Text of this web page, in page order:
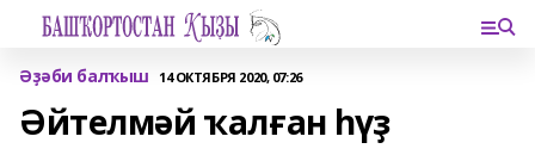
Әҙәби балҡыш 14 ОКТЯБРЯ 2020, 07:26
Әйтелмәй ҡалған һүҙ